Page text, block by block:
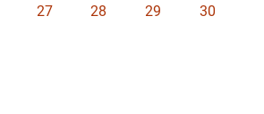
27 28 29
30